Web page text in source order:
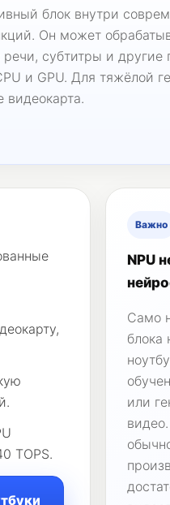
блок внутри
Он может
субтитры и
и GPU. Для тяжёлой
TOPS.
Важно
NPU
Само
блока
или